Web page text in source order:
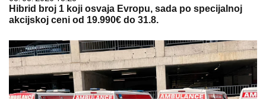
Hibrid broj 1 koji osvaja Evropu, sada po specijalnoj
akcijskoj ceni od 19.990€ do 31.8.